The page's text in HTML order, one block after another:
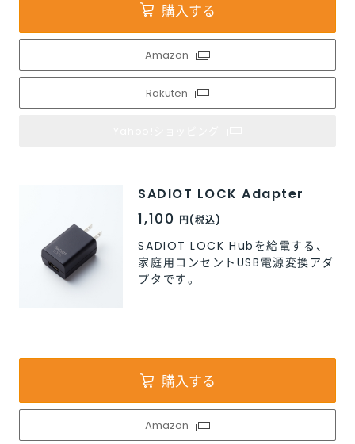
Amazon
Rakuten
購入する
Amazon
Rakuten
Amazon
Rakuten
SADIOT LOCK Adapter
1,100 円(税込)
SADIOT LOCK Hubを給電する、
家庭用コンセントUSB電源変換アダ
プタです。
購入する
Amazon